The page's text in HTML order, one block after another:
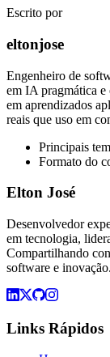
Escrito por
eltonjose
Engenheiro de
em IA pragmática e
em aprendizados
reais que uso em
Principais
Formato do
Elton José
Desenvolvedor
em tecnologia,
Compartilhando
software e inovação.
Links Rápidos